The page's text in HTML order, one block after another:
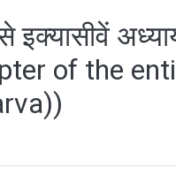
इक्यासीवें
of the